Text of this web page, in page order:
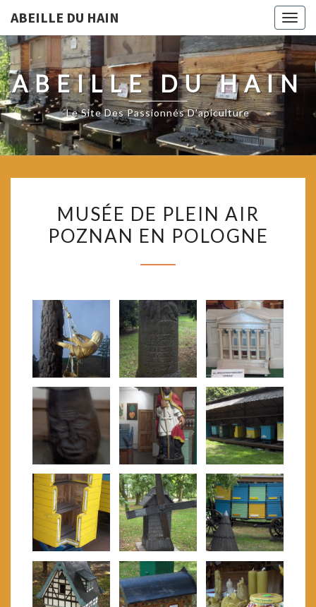
ABEILLE DU HAIN
ABEILLE DU HAIN
Le Site Des Passionnés D'apiculture
DE
PLEIN
POLOGNE
MUSÉE DE PLEIN AIR
POZNAN EN POLOGNE